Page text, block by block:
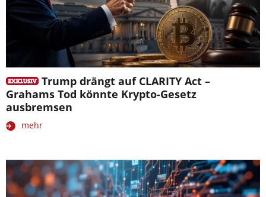
Trump drängt auf CLARITY Act –
Grahams Tod könnte Krypto-Gesetz
ausbremsen
mehr